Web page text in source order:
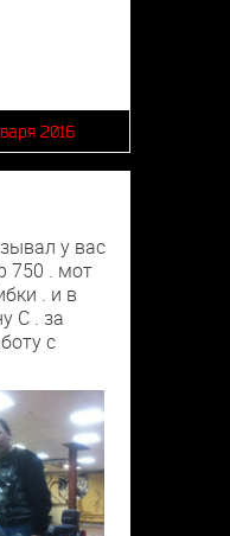
2016
у вас
750 . мот
. и в
С . за
с